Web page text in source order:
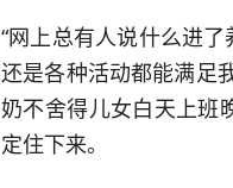
“网上总有人说什么进
还是各种活动都能满足
奶不舍得儿女白天上班
定住下来。